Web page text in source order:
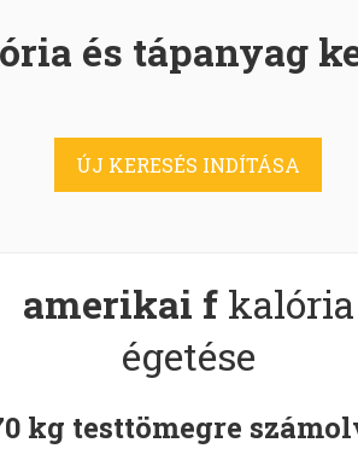
és tápanyag
ÚJ KERESÉS INDÍTÁSA
amerikai f kalória
égetése
kg testtömegre